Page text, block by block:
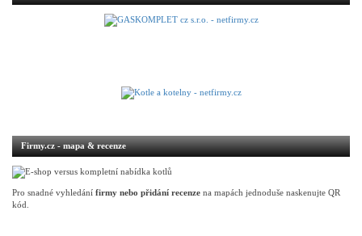
Firmy.cz - mapa & recenze
Pro snadné vyhledání firmy nebo přidání recenze na mapách jednoduše naskenujte QR
kód.